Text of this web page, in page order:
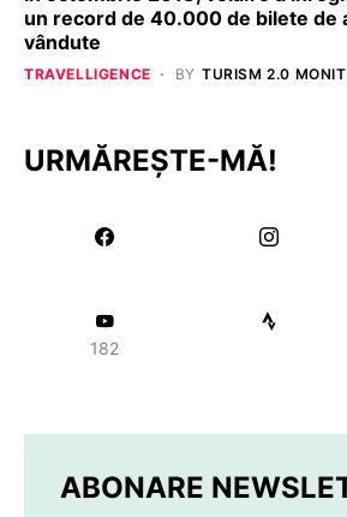
un record de 40.000 de bilete de
vândute
TRAVELLIGENCE BY TURISM 2.0
URMĂREȘTE-MĂ!
182
ABONARE